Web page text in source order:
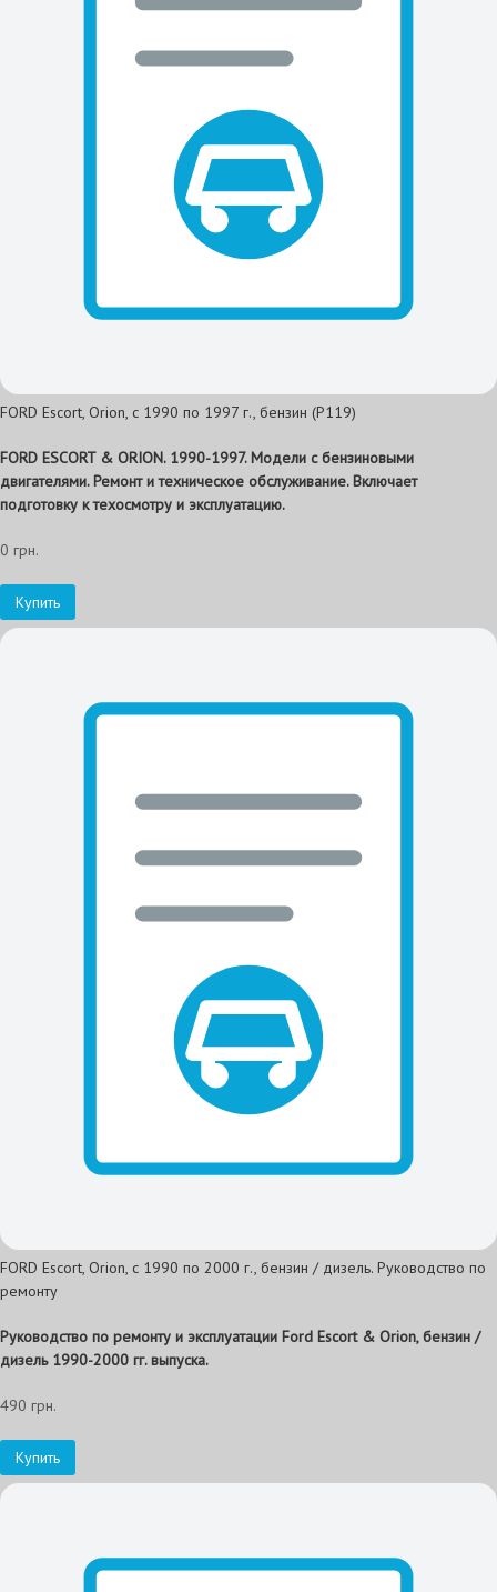
FORD Escort, Orion, с 1990 по 1997 г., бензин (P119)
FORD ESCORT & ORION. 1990-1997. Модели с бензиновыми
двигателями. Ремонт и техническое обслуживание. Включает
подготовку к техосмотру и эксплуатацию.
0 грн.
Купить
FORD Escort, Orion, с 1990 по 2000 г., бензин / дизель. Руководство по
ремонту
Руководство по ремонту и эксплуатации Ford Escort & Orion, бензин /
дизель 1990-2000 гг. выпуска.
490 грн.
Купить